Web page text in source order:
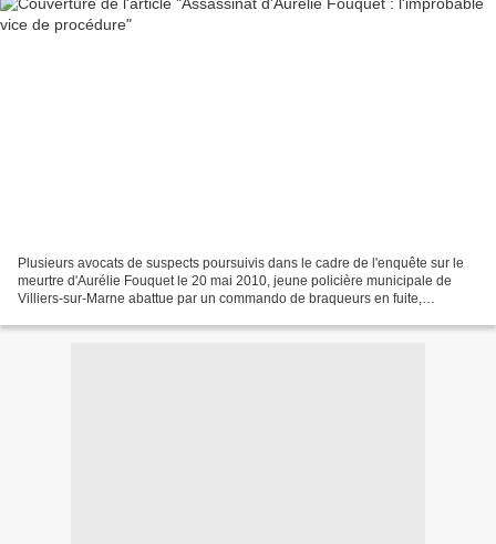
Plusieurs avocats de suspects poursuivis dans le cadre de l'enquête sur le
meurtre d'Aurélie Fouquet le 20 mai 2010, jeune policière municipale de
Villiers-sur-Marne abattue par un commando de braqueurs en fuite,